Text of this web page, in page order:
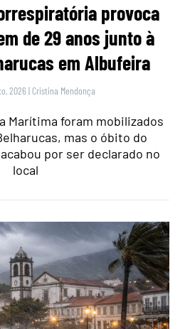
provoca
de 29 anos junto à
em Albufeira
2026 | Cristina Mendonça
Marítima foram mobilizados
mas o óbito do
por ser declarado no
local